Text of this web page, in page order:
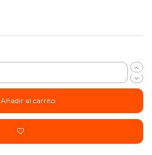
Añadir al carrito